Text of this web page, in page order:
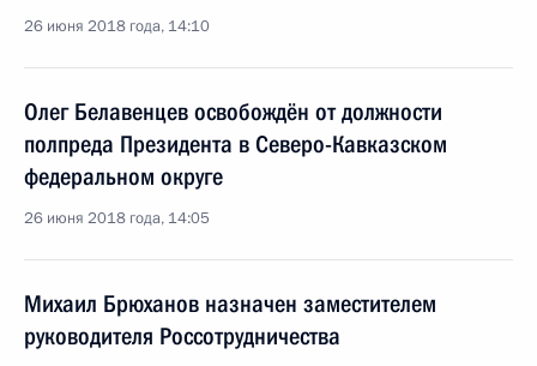
26 июня 2018 года, 14:10
Олег Белавенцев освобождён от должности
полпреда Президента в Северо-Кавказском
федеральном округе
26 июня 2018 года, 14:05
Михаил Брюханов назначен заместителем
руководителя Россотрудничества